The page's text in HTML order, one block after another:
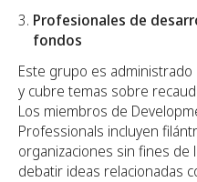
Profesionales de
fondos
Este grupo es
y cubre temas sobre
Los miembros de
Professionals incluyen
organizaciones sin fines
debatir ideas relacionadas